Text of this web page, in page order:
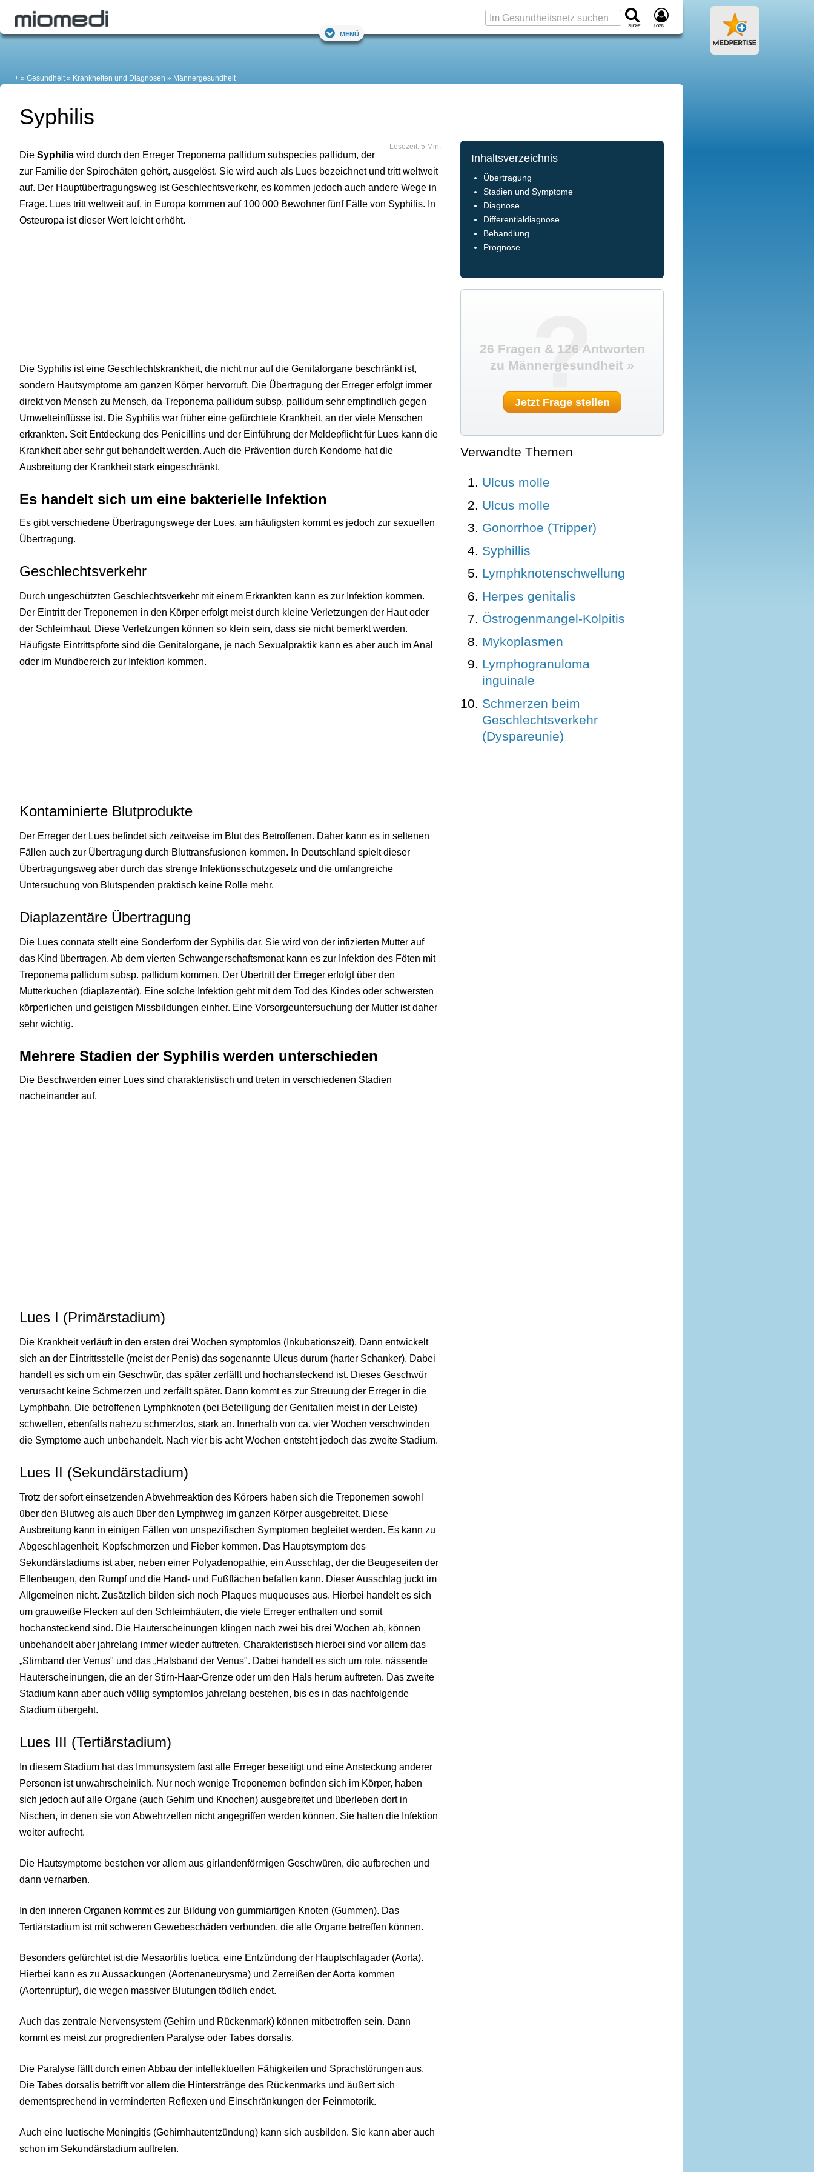
Suche Login
Menü
+ Gesundheit Krankheiten und Diagnosen Männergesundheit
Syphilis
Lesezeit: 5 Min.
Die Syphilis wird durch den Erreger Treponema pallidum subspecies pallidum, der
zur Familie der Spirochäten gehört, ausgelöst. Sie wird auch als Lues bezeichnet und tritt weltweit
auf. Der Hauptübertragungsweg ist Geschlechtsverkehr, es kommen jedoch auch andere Wege in
Frage. Lues tritt weltweit auf, in Europa kommen auf 100 000 Bewohner fünf Fälle von Syphilis. In
Osteuropa ist dieser Wert leicht erhöht.
Die Syphilis ist eine Geschlechtskrankheit, die nicht nur auf die Genitalorgane beschränkt ist,
sondern Hautsymptome am ganzen Körper hervorruft. Die Übertragung der Erreger erfolgt immer
direkt von Mensch zu Mensch, da Treponema pallidum subsp. pallidum sehr empfindlich gegen
Umwelteinflüsse ist. Die Syphilis war früher eine gefürchtete Krankheit, an der viele Menschen
erkrankten. Seit Entdeckung des Penicillins und der Einführung der Meldepflicht für Lues kann die
Krankheit aber sehr gut behandelt werden. Auch die Prävention durch Kondome hat die
Ausbreitung der Krankheit stark eingeschränkt.
Es handelt sich um eine bakterielle Infektion
Es gibt verschiedene Übertragungswege der Lues, am häufigsten kommt es jedoch zur sexuellen
Übertragung.
Geschlechtsverkehr
Durch ungeschützten Geschlechtsverkehr mit einem Erkrankten kann es zur Infektion kommen.
Der Eintritt der Treponemen in den Körper erfolgt meist durch kleine Verletzungen der Haut oder
der Schleimhaut. Diese Verletzungen können so klein sein, dass sie nicht bemerkt werden.
Häufigste Eintrittspforte sind die Genitalorgane, je nach Sexualpraktik kann es aber auch im Anal
oder im Mundbereich zur Infektion kommen.
Kontaminierte Blutprodukte
Der Erreger der Lues befindet sich zeitweise im Blut des Betroffenen. Daher kann es in seltenen
Fällen auch zur Übertragung durch Bluttransfusionen kommen. In Deutschland spielt dieser
Übertragungsweg aber durch das strenge Infektionsschutzgesetz und die umfangreiche
Untersuchung von Blutspenden praktisch keine Rolle mehr.
Diaplazentäre Übertragung
Die Lues connata stellt eine Sonderform der Syphilis dar. Sie wird von der infizierten Mutter auf
das Kind übertragen. Ab dem vierten Schwangerschaftsmonat kann es zur Infektion des Föten mit
Treponema pallidum subsp. pallidum kommen. Der Übertritt der Erreger erfolgt über den
Mutterkuchen (diaplazentär). Eine solche Infektion geht mit dem Tod des Kindes oder schwersten
körperlichen und geistigen Missbildungen einher. Eine Vorsorgeuntersuchung der Mutter ist daher
sehr wichtig.
Mehrere Stadien der Syphilis werden unterschieden
Die Beschwerden einer Lues sind charakteristisch und treten in verschiedenen Stadien
nacheinander auf.
Lues I (Primärstadium)
Die Krankheit verläuft in den ersten drei Wochen symptomlos (Inkubationszeit). Dann entwickelt
sich an der Eintrittsstelle (meist der Penis) das sogenannte Ulcus durum (harter Schanker). Dabei
handelt es sich um ein Geschwür, das später zerfällt und hochansteckend ist. Dieses Geschwür
verursacht keine Schmerzen und zerfällt später. Dann kommt es zur Streuung der Erreger in die
Lymphbahn. Die betroffenen Lymphknoten (bei Beteiligung der Genitalien meist in der Leiste)
schwellen, ebenfalls nahezu schmerzlos, stark an. Innerhalb von ca. vier Wochen verschwinden
die Symptome auch unbehandelt. Nach vier bis acht Wochen entsteht jedoch das zweite Stadium.
Lues II (Sekundärstadium)
Trotz der sofort einsetzenden Abwehrreaktion des Körpers haben sich die Treponemen sowohl
über den Blutweg als auch über den Lymphweg im ganzen Körper ausgebreitet. Diese
Ausbreitung kann in einigen Fällen von unspezifischen Symptomen begleitet werden. Es kann zu
Abgeschlagenheit, Kopfschmerzen und Fieber kommen. Das Hauptsymptom des
Sekundärstadiums ist aber, neben einer Polyadenopathie, ein Ausschlag, der die Beugeseiten der
Ellenbeugen, den Rumpf und die Hand- und Fußflächen befallen kann. Dieser Ausschlag juckt im
Allgemeinen nicht. Zusätzlich bilden sich noch Plaques muqueuses aus. Hierbei handelt es sich
um grauweiße Flecken auf den Schleimhäuten, die viele Erreger enthalten und somit
hochansteckend sind. Die Hauterscheinungen klingen nach zwei bis drei Wochen ab, können
unbehandelt aber jahrelang immer wieder auftreten. Charakteristisch hierbei sind vor allem das
„Stirnband der Venus" und das „Halsband der Venus". Dabei handelt es sich um rote, nässende
Hauterscheinungen, die an der Stirn-Haar-Grenze oder um den Hals herum auftreten. Das zweite
Stadium kann aber auch völlig symptomlos jahrelang bestehen, bis es in das nachfolgende
Stadium übergeht.
Lues III (Tertiärstadium)
In diesem Stadium hat das Immunsystem fast alle Erreger beseitigt und eine Ansteckung anderer
Personen ist unwahrscheinlich. Nur noch wenige Treponemen befinden sich im Körper, haben
sich jedoch auf alle Organe (auch Gehirn und Knochen) ausgebreitet und überleben dort in
Nischen, in denen sie von Abwehrzellen nicht angegriffen werden können. Sie halten die Infektion
weiter aufrecht.
Die Hautsymptome bestehen vor allem aus girlandenförmigen Geschwüren, die aufbrechen und
dann vernarben.
In den inneren Organen kommt es zur Bildung von gummiartigen Knoten (Gummen). Das
Tertiärstadium ist mit schweren Gewebeschäden verbunden, die alle Organe betreffen können.
Besonders gefürchtet ist die Mesaortitis luetica, eine Entzündung der Hauptschlagader (Aorta).
Hierbei kann es zu Aussackungen (Aortenaneurysma) und Zerreißen der Aorta kommen
(Aortenruptur), die wegen massiver Blutungen tödlich endet.
Auch das zentrale Nervensystem (Gehirn und Rückenmark) können mitbetroffen sein. Dann
kommt es meist zur progredienten Paralyse oder Tabes dorsalis.
Die Paralyse fällt durch einen Abbau der intellektuellen Fähigkeiten und Sprachstörungen aus.
Die Tabes dorsalis betrifft vor allem die Hinterstränge des Rückenmarks und äußert sich
dementsprechend in verminderten Reflexen und Einschränkungen der Feinmotorik.
Auch eine luetische Meningitis (Gehirnhautentzündung) kann sich ausbilden. Sie kann aber auch
schon im Sekundärstadium auftreten.
Inhaltsverzeichnis
Übertragung
Stadien und Symptome
Diagnose
Differentialdiagnose
Behandlung
Prognose
?
26 Fragen & 126 Antworten
zu Männergesundheit »
Jetzt Frage stellen
Verwandte Themen
Ulcus molle
Ulcus molle
Gonorrhoe (Tripper)
Syphillis
Lymphknotenschwellung
Herpes genitalis
Östrogenmangel-Kolpitis
Mykoplasmen
Lymphogranuloma
inguinale
Schmerzen beim
Geschlechtsverkehr
(Dyspareunie)